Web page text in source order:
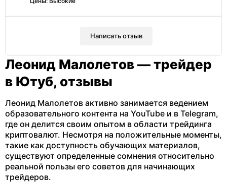
Написать отзыв
Леонид Малолетов — трейдер
в Ютуб, отзывы
Леонид Малолетов активно занимается ведением
образовательного контента на YouTube и в Telegram,
где он делится своим опытом в области трейдинга
криптовалют. Несмотря на положительные моменты,
такие как доступность обучающих материалов,
существуют определенные сомнения относительно
реальной пользы его советов для начинающих
трейдеров.